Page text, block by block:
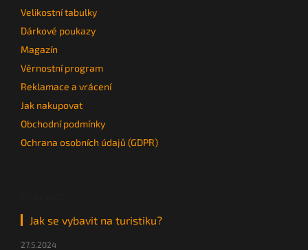
Velikostní tabulky
Dárkové poukazy
Magazín
Věrnostní program
Reklamace a vrácení
Jak nakupovat
Obchodní podmínky
Ochrana osobních údajů (GDPR)
Jak se vybavit na turistiku?
27.5.2024